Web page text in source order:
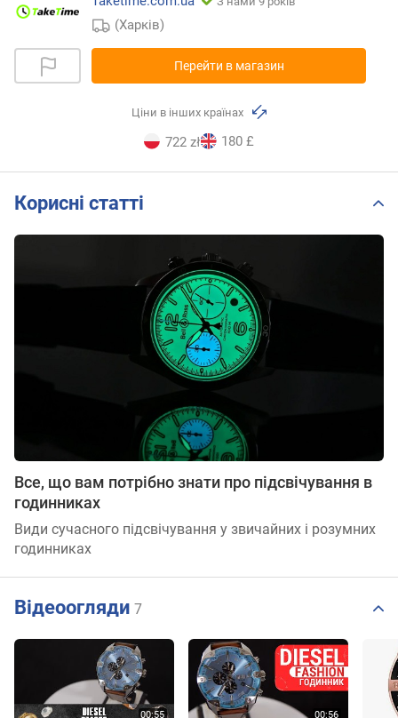
(Харків)
Перейти в магазин
Ціни в інших країнах
722 zł 180 £
Корисні статті
Все, що вам потрібно знати про підсвічування в
годинниках
Види сучасного підсвічування у звичайних і розумних
годинниках
Відеоогляди 7